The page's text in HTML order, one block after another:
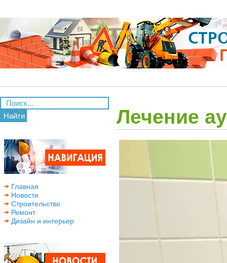
Найти
Главная
Новости
Строительство
Ремонт
Дизайн и интерьер
Лечение